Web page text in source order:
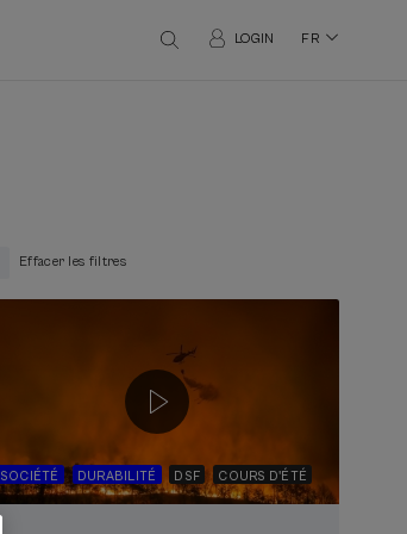
LOGIN FR
Effacer les filtres
SOCIÉTÉ DURABILITÉ DSF COURS D'ÉTÉ